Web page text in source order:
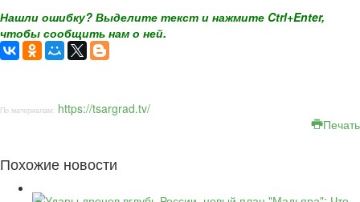
Нашли ошибку? Выделите текст и нажмите Ctrl+Enter,
чтобы сообщить нам о ней.
По материалам: https://tsargrad.tv/
Печать
Похожие новости